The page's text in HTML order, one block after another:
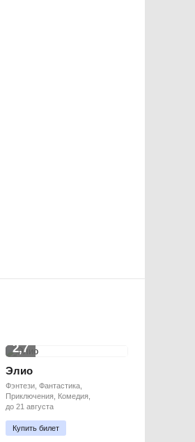
2,7
Элио
Фэнтези, Фантастика,
Приключения, Комедия,
до 21 августа
Купить билет